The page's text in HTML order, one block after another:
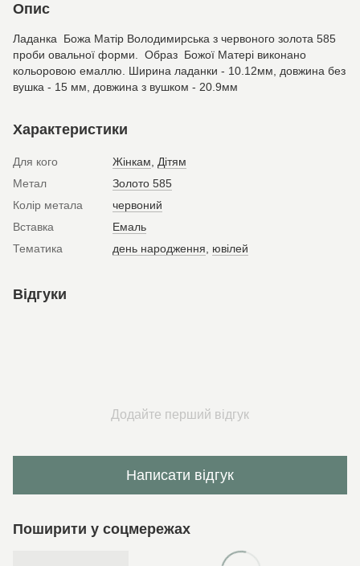
Опис
Ладанка Божа Матір Володимирська з червоного золота 585
проби овальної форми. Образ Божої Матері виконано
кольоровою емаллю. Ширина ладанки - 10.12мм, довжина без
вушка - 15 мм, довжина з вушком - 20.9мм
Характеристики
Для кого Жінкам
Дітям
Метал
Золото 585
Колір метала
червоний
Вставка
Емаль
Тематика
день народження ювілей
Відгуки
Додайте перший відгук
Написати відгук
Поширити у соцмережах